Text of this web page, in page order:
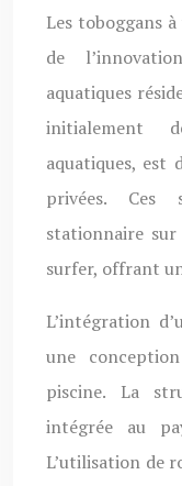
Les toboggans
de
aquatiques
initialement
aquatiques, est
privées. Ces
stationnaire
surfer, offrant
L’intégration
une
piscine. La
intégrée au
L’utilisation de